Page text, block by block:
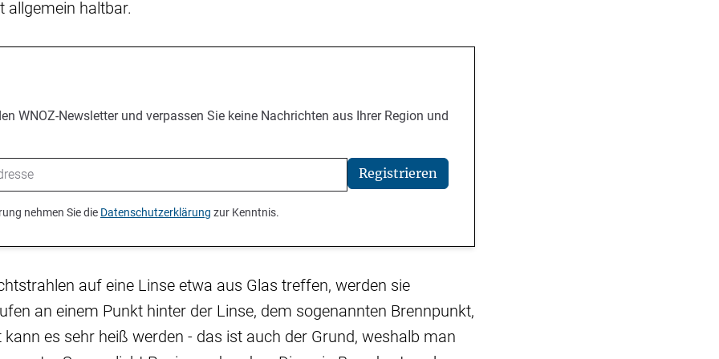
allgemein haltbar.
WNOZ-Newsletter und verpassen Sie keine Nachrichten aus Ihrer Region und
Registrieren
nehmen Sie die Datenschutzerklärung zur Kenntnis.
auf eine Linse etwa aus Glas treffen, werden sie
an einem Punkt hinter der Linse, dem sogenannten Brennpunkt,
es sehr heiß werden - das ist auch der Grund, weshalb man